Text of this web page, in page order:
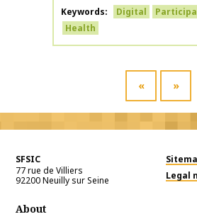
Keywords
Digital
Health
« »
SFSIC
77 rue de Villiers
92200Neuilly sur Seine
Legal
About